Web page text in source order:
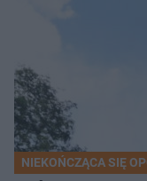
NIEKOŃCZĄCA SIĘ